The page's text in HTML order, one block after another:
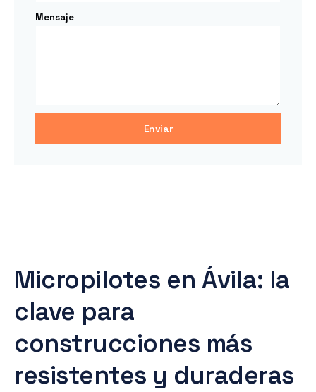
Mensaje
Enviar
Micropilotes en Ávila: la
clave para
construcciones más
resistentes y duraderas